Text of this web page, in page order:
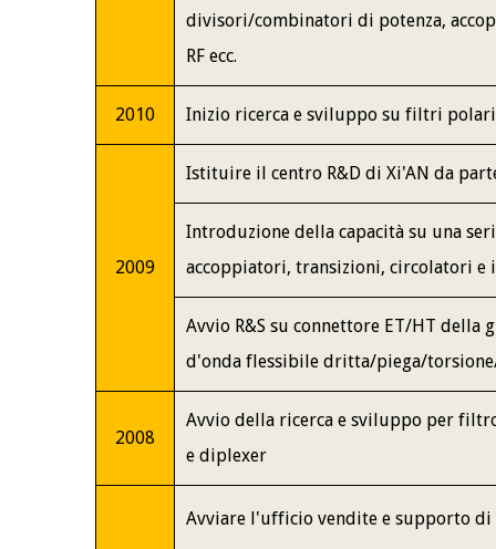
divisori/combinatori di potenza,
RF ecc.
2010 Inizio ricerca e sviluppo su filtri
2009
Istituire il centro R&D di Xi'AN da
Introduzione della capacità su una
accoppiatori, transizioni, circolatori e
Avvio R&S su connettore ET/HT
d'onda flessibile dritta/piega/
2008
Avvio della ricerca e sviluppo per
e diplexer
Avviare l'ufficio vendite e supporto di